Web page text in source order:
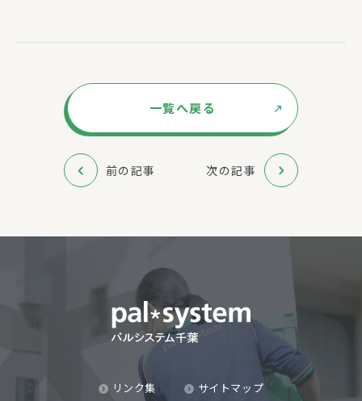
一覧へ戻る
前の記事 次の記事
リンク集 サイトマップ